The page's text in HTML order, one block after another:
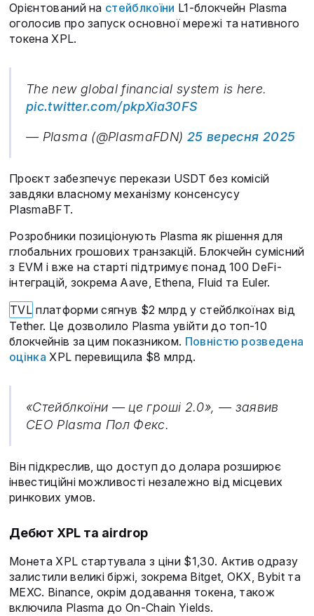
Орієнтований на стейблкоїни L1-блокчейн Plasma
оголосив про запуск основної мережі та нативного
токена XPL.
The new global financial system is here.
pic.twitter.com/pkpXia30FS
— Plasma (@PlasmaFDN) 25 вересня 2025
Проєкт забезпечує перекази USDT без комісій
завдяки власному механізму консенсусу
PlasmaBFT.
Розробники позиціонують Plasma як рішення для
глобальних грошових транзакцій. Блокчейн сумісний
з EVM і вже на старті підтримує понад 100 DeFi-
інтеграцій, зокрема Aave, Ethena, Fluid та Euler.
TVL платформи сягнув $2 млрд у стейблкоїнах від
Tether. Це дозволило Plasma увійти до топ-10
блокчейнів за цим показником. Повністю розведена
оцінка XPL перевищила $8 млрд.
«Стейблкоїни — це гроші 2.0», — заявив
CEO Plasma Пол Фекс.
Він підкреслив, що доступ до долара розширює
інвестиційні можливості незалежно від місцевих
ринкових умов.
Дебют XPL та аirdrop
Монета XPL стартувала з ціни $1,30. Актив одразу
залистили великі біржі, зокрема Bitget, OKX, Bybit та
MEXC. Binance, окрім додавання токена, також
включила Plasma до On-Chain Yields.